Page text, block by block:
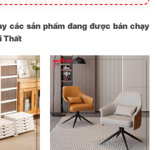
các sản phẩm đang được bán chạy
Thất